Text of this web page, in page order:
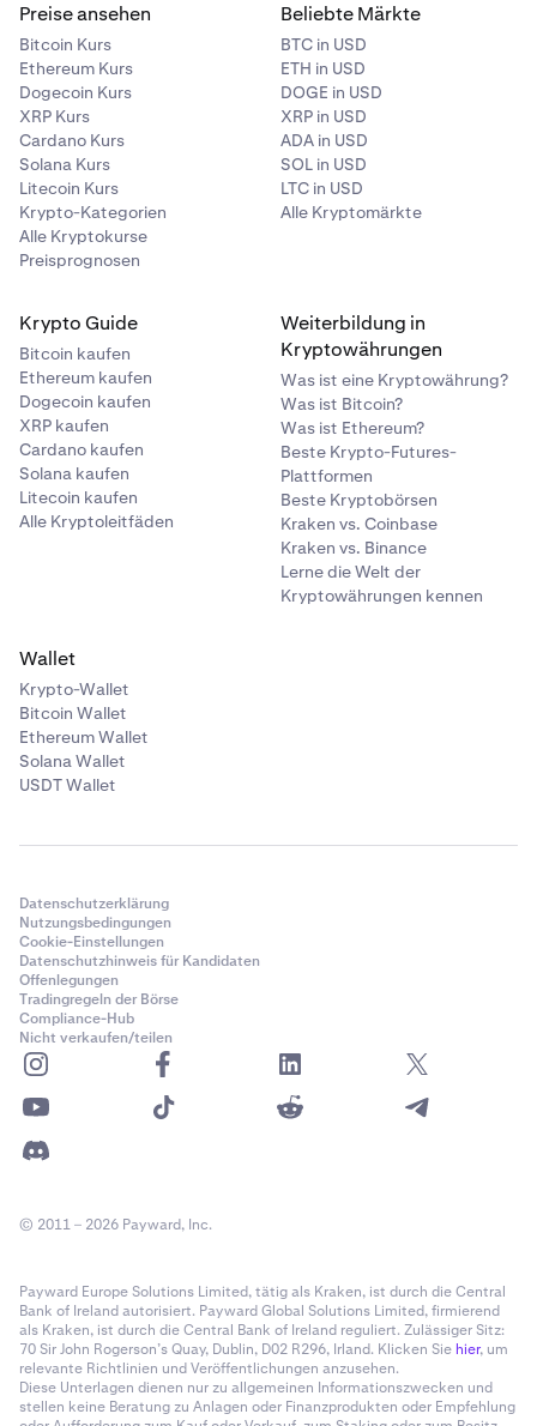
Preise ansehen
Bitcoin Kurs
Ethereum Kurs
Dogecoin Kurs
XRP Kurs
Cardano Kurs
Solana Kurs
Litecoin Kurs
Krypto-Kategorien
Alle Kryptokurse
Preisprognosen
Beliebte Märkte
BTC in USD
ETH in USD
DOGE in USD
XRP in USD
ADA in USD
SOL in USD
LTC in USD
Alle Kryptomärkte
Krypto Guide
Bitcoin kaufen
Ethereum kaufen
Dogecoin kaufen
XRP kaufen
Cardano kaufen
Solana kaufen
Litecoin kaufen
Alle Kryptoleitfäden
Weiterbildung in
Kryptowährungen
Was ist eine Kryptowährung?
Was ist Bitcoin?
Was ist Ethereum?
Beste Krypto-Futures-
Plattformen
Beste Kryptobörsen
Kraken vs. Coinbase
Kraken vs. Binance
Lerne die Welt der
Kryptowährungen kennen
Wallet
Krypto-Wallet
Bitcoin Wallet
Ethereum Wallet
Solana Wallet
USDT Wallet
Datenschutzerklärung
Nutzungsbedingungen
Cookie-Einstellungen
Datenschutzhinweis für Kandidaten
Offenlegungen
Tradingregeln der Börse
Compliance-Hub
Nicht verkaufen/teilen
© 2011 – 2026 Payward, Inc.
Payward Europe Solutions Limited, tätig als Kraken, ist durch die Central
Bank of Ireland autorisiert. Payward Global Solutions Limited, firmierend
als Kraken, ist durch die Central Bank of Ireland reguliert. Zulässiger Sitz:
70 Sir John Rogerson’s Quay, Dublin, D02 R296, Irland. Klicken Sie hier, um
relevante Richtlinien und Veröffentlichungen anzusehen.
Diese Unterlagen dienen nur zu allgemeinen Informationszwecken und
stellen keine Beratung zu Anlagen oder Finanzprodukten oder Empfehlung